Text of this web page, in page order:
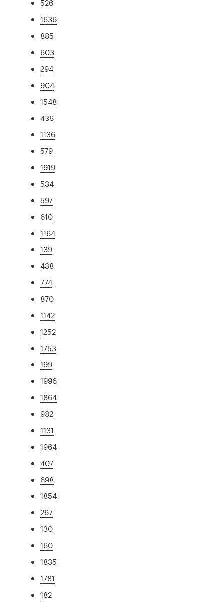
526
1636
885
603
294
904
1548
436
1136
579
1919
534
597
610
1164
139
438
774
870
1142
1252
1753
199
1996
1864
982
1131
1964
407
698
1854
267
130
160
1835
1781
182